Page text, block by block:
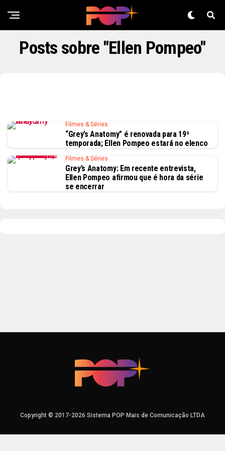
Posts sobre "Ellen Pompeo"
Filmes & Séries
“Grey’s Anatomy” é renovada para 19ª
temporada; Ellen Pompeo estará no elenco
Filmes & Séries
Grey’s Anatomy: Em recente entrevista,
Ellen Pompeo afirmou que é hora da série
se encerrar
Copyright © 2017-2026 Sistema POP Mais de Comunicação LTDA